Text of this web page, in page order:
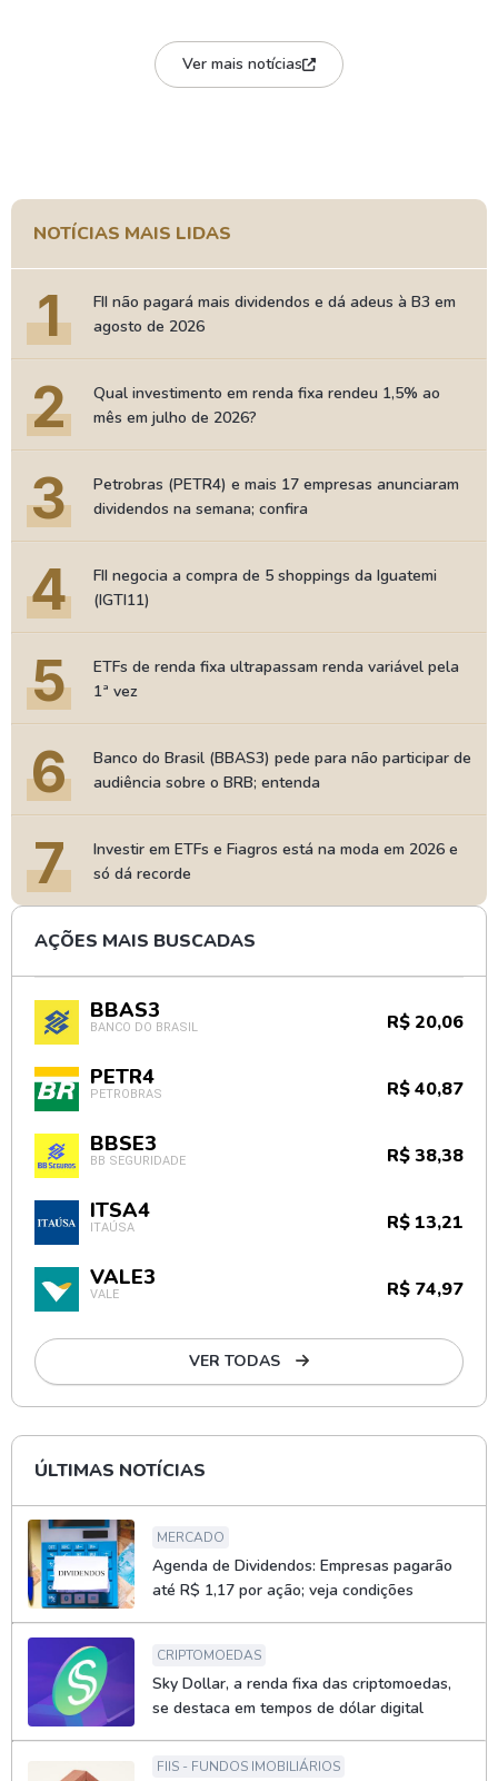
Ver mais notícias
NOTÍCIAS MAIS LIDAS
1
FII não pagará mais dividendos e dá adeus à B3 em
agosto de 2026
2
Qual investimento em renda fixa rendeu 1,5% ao
mês em julho de 2026?
3
Petrobras (PETR4) e mais 17 empresas anunciaram
dividendos na semana; confira
4
FII negocia a compra de 5 shoppings da Iguatemi
(IGTI11)
5
ETFs de renda fixa ultrapassam renda variável pela
1ª vez
6
Banco do Brasil (BBAS3) pede para não participar de
audiência sobre o BRB; entenda
7
Investir em ETFs e Fiagros está na moda em 2026 e
só dá recorde
AÇÕES MAIS BUSCADAS
BBAS3
BANCO DO BRASIL R$ 20,06
PETR4
PETROBRAS R$ 40,87
BBSE3
BB SEGURIDADE R$ 38,38
ITSA4
ITAÚSA R$ 13,21
VALE3
VALE R$ 74,97
VER TODAS
ÚLTIMAS NOTÍCIAS
MERCADO
Agenda de Dividendos: Empresas pagarão
até R$ 1,17 por ação; veja condições
CRIPTOMOEDAS
Sky Dollar, a renda fixa das criptomoedas,
se destaca em tempos de dólar digital
FIIS - FUNDOS IMOBILIÁRIOS